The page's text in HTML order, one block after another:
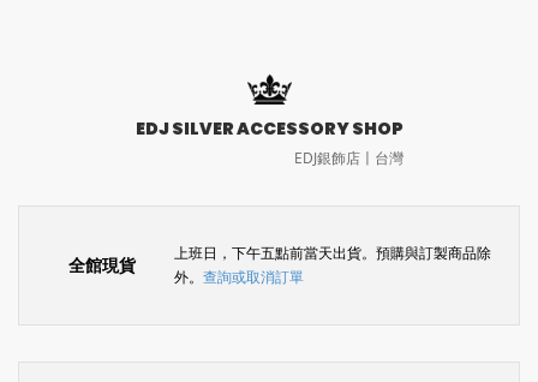
EDJ SILVER ACCESSORY SHOP
EDJ銀飾店〡台灣
全館現貨
上班日，下午五點前當天出貨。預購與訂製商品除
外。 查詢或取消訂單